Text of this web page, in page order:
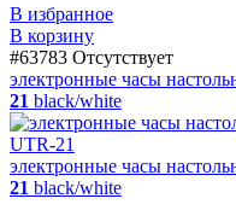
В избранное
В корзину
#63783 Отсутствует
электронные часы
21 black/white
электронные часы
21 black/white